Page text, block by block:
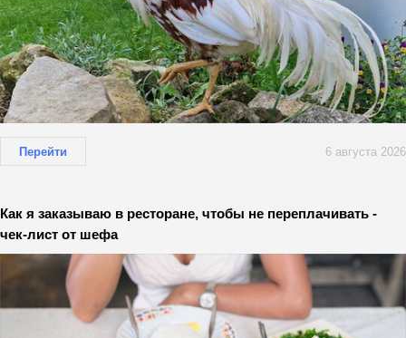
Перейти 6 августа 2026
Как я заказываю в ресторане, чтобы не переплачивать -
чек-лист от шефа